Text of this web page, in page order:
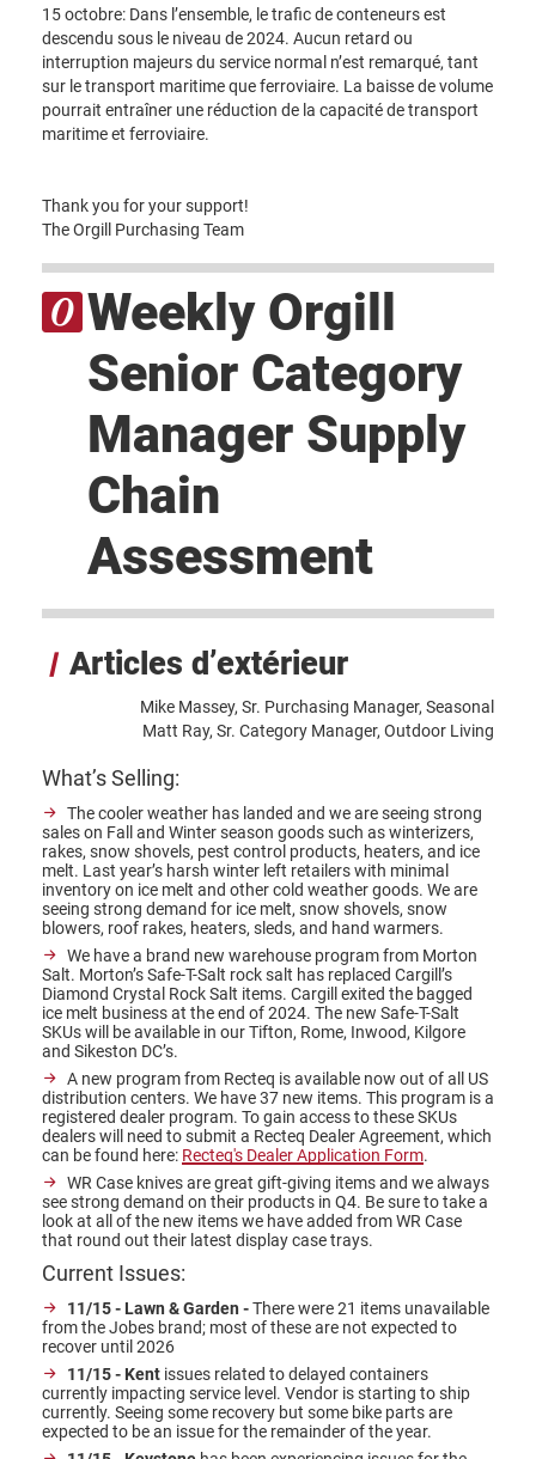
15 octobre: Dans l’ensemble, le trafic de conteneurs est
descendu sous le niveau de 2024. Aucun retard ou
interruption majeurs du service normal n’est remarqué, tant
sur le transport maritime que ferroviaire. La baisse de volume
pourrait entraîner une réduction de la capacité de transport
maritime et ferroviaire.
Thank you for your support!
The Orgill Purchasing Team
Weekly Orgill
Senior Category
Manager Supply
Chain
Assessment
Articles d’extérieur
Mike Massey, Sr. Purchasing Manager, Seasonal
Matt Ray, Sr. Category Manager, Outdoor Living
What’s Selling:
The cooler weather has landed and we are seeing strong
sales on Fall and Winter season goods such as winterizers,
rakes, snow shovels, pest control products, heaters, and ice
melt. Last year’s harsh winter left retailers with minimal
inventory on ice melt and other cold weather goods. We are
seeing strong demand for ice melt, snow shovels, snow
blowers, roof rakes, heaters, sleds, and hand warmers.
We have a brand new warehouse program from Morton
Salt. Morton’s Safe-T-Salt rock salt has replaced Cargill’s
Diamond Crystal Rock Salt items. Cargill exited the bagged
ice melt business at the end of 2024. The new Safe-T-Salt
SKUs will be available in our Tifton, Rome, Inwood, Kilgore
and Sikeston DC’s.
A new program from Recteq is available now out of all US
distribution centers. We have 37 new items. This program is a
registered dealer program. To gain access to these SKUs
dealers will need to submit a Recteq Dealer Agreement, which
can be found here: Recteq's Dealer Application Form.
WR Case knives are great gift-giving items and we always
see strong demand on their products in Q4. Be sure to take a
look at all of the new items we have added from WR Case
that round out their latest display case trays.
Current Issues:
11/15 - Lawn & Garden -There were 21 items unavailable
from the Jobes brand; most of these are not expected to
recover until 2026
11/15 - Kent issues related to delayed containers
currently impacting service level. Vendor is starting to ship
currently. Seeing some recovery but some bike parts are
expected to be an issue for the remainder of the year.